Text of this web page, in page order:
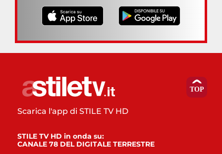
Scarica l'app di STILE TV HD
STILE TV HD in onda su:
CANALE 78 DEL DIGITALE TERRESTRE